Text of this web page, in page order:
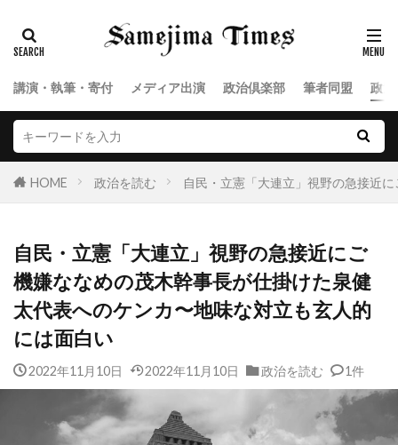
講演・執筆・寄付 メディア出演 政治倶楽部 筆者同盟 政
HOME 政治を読む 自民・立憲「大連立」視野の急接近
自民・立憲「大連立」視野の急接近にご
機嫌ななめの茂木幹事長が仕掛けた泉健
太代表へのケンカ〜地味な対立も玄人的
には面白い
2022年11月10日 2022年11月10日 政治を読む 1件